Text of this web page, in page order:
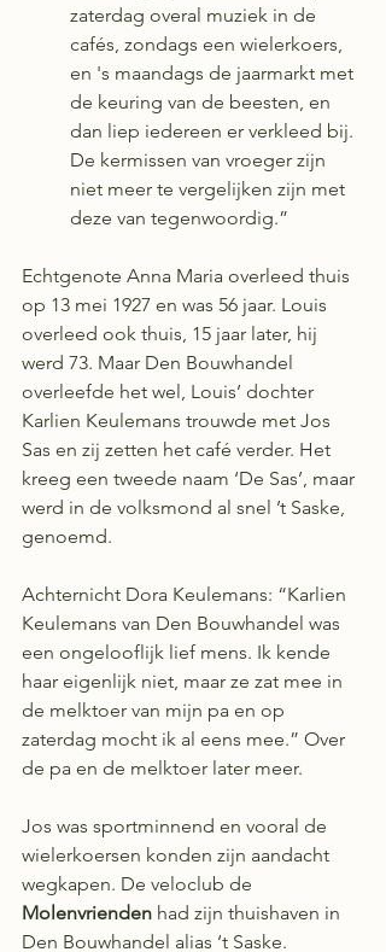
zaterdag overal muziek in de
cafés, zondags een wielerkoers,
en 's maandags de jaarmarkt met
de keuring van de beesten, en
dan liep iedereen er verkleed bij.
De kermissen van vroeger zijn
niet meer te vergelijken zijn met
deze van tegenwoordig.”
Echtgenote Anna Maria overleed thuis
op 13 mei 1927 en was 56 jaar. Louis
overleed ook thuis, 15 jaar later, hij
werd 73. Maar Den Bouwhandel
overleefde het wel, Louis’ dochter
Karlien Keulemans trouwde met Jos
Sas en zij zetten het café verder. Het
kreeg een tweede naam ‘De Sas’, maar
werd in de volksmond al snel ’t Saske,
genoemd.
Achternicht Dora Keulemans: “Karlien
Keulemans van Den Bouwhandel was
een ongelooflijk lief mens. Ik kende
haar eigenlijk niet, maar ze zat mee in
de melktoer van mijn pa en op
zaterdag mocht ik al eens mee.” Over
de pa en de melktoer later meer.
Jos was sportminnend en vooral de
wielerkoersen konden zijn aandacht
wegkapen. De veloclub de
Molenvrienden had zijn thuishaven in
Den Bouwhandel alias ‘t Saske.